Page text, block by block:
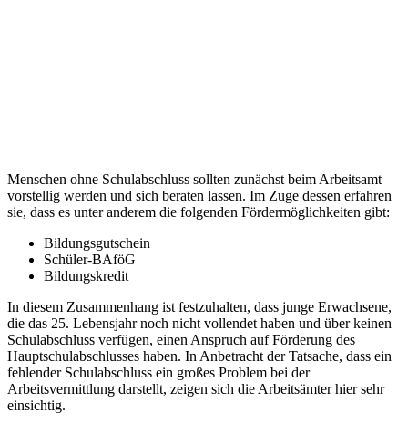
Menschen ohne Schulabschluss sollten zunächst beim Arbeitsamt
vorstellig werden und sich beraten lassen. Im Zuge dessen erfahren
sie, dass es unter anderem die folgenden Fördermöglichkeiten gibt:
Bildungsgutschein
Schüler-BAföG
Bildungskredit
In diesem Zusammenhang ist festzuhalten, dass junge Erwachsene,
die das 25. Lebensjahr noch nicht vollendet haben und über keinen
Schulabschluss verfügen, einen Anspruch auf Förderung des
Hauptschulabschlusses haben. In Anbetracht der Tatsache, dass ein
fehlender Schulabschluss ein großes Problem bei der
Arbeitsvermittlung darstellt, zeigen sich die Arbeitsämter hier sehr
einsichtig.